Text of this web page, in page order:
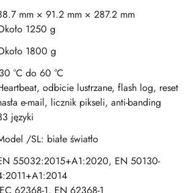
mm × 91.2 mm × 287.2 mm
1250 g
1800 g
°C do 60 °C
odbicie lustrzane, flash log, reset
e-mail, licznik pikseli, anti-banding
języki
/SL: białe światło
55032:2015+A1:2020, EN 50130-